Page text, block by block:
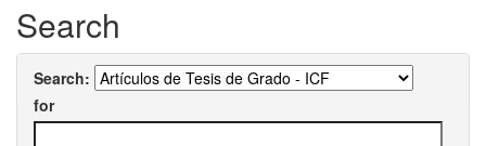
Search
Search:
for